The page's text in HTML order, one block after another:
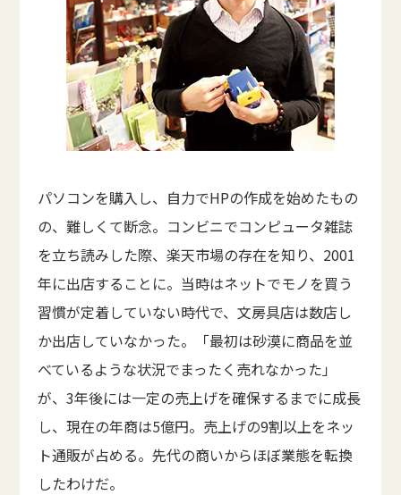
パソコンを購入し、自力でHPの作成を始めたもの
の、難しくて断念。コンビニでコンピュータ雑誌
を立ち読みした際、楽天市場の存在を知り、2001
年に出店することに。当時はネットでモノを買う
習慣が定着していない時代で、文房具店は数店し
か出店していなかった。「最初は砂漠に商品を並
べているような状況でまったく売れなかった」
が、3年後には一定の売上げを確保するまでに成長
し、現在の年商は5億円。売上げの9割以上をネッ
ト通販が占める。先代の商いからほぼ業態を転換
したわけだ。